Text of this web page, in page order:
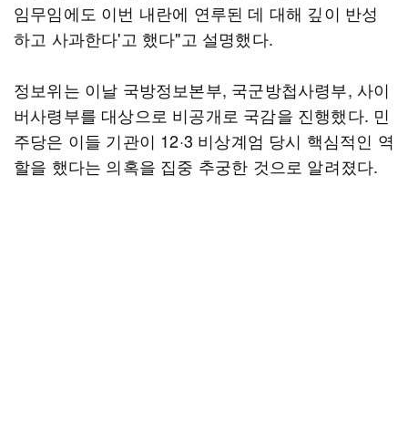
임무임에도 이번 내란에 연루된 데 대해 깊이 반성
하고 사과한다'고 했다"고 설명했다.
정보위는 이날 국방정보본부, 국군방첩사령부, 사이
버사령부를 대상으로 비공개로 국감을 진행했다. 민
주당은 이들 기관이 12·3 비상계엄 당시 핵심적인 역
할을 했다는 의혹을 집중 추궁한 것으로 알려졌다.